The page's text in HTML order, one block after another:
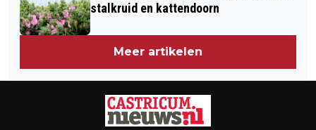
stalkruid en kattendoorn
Meer artikelen